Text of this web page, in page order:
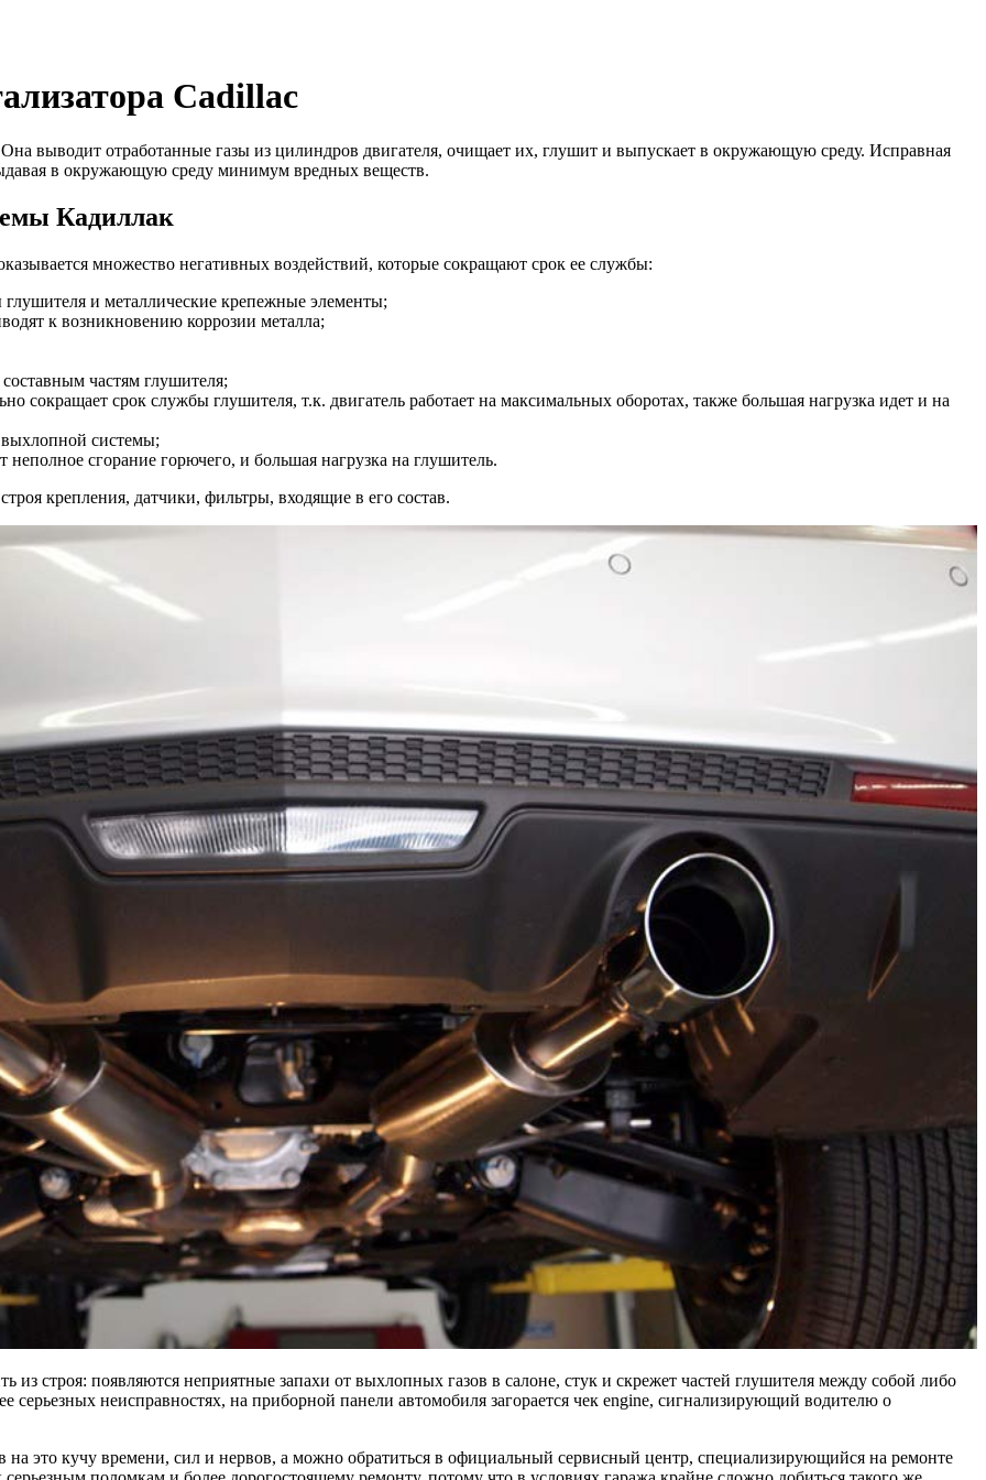
Cadillac
выводит отработанные газы из цилиндров двигателя, очищает их, глушит и выпускает в окружающую среду. Исправная
в окружающую среду минимум вредных веществ.
Кадиллак
множество негативных воздействий, которые сокращают срок ее службы:
и металлические крепежные элементы;
к возникновению коррозии металла;
частям глушителя;
сокращает срок службы глушителя, т.к. двигатель работает на максимальных оборотах, также большая нагрузка идет и на
выхлопной системы;
сгорание горючего, и большая нагрузка на глушитель.
крепления, датчики, фильтры, входящие в его состав.
из строя: появляются неприятные запахи от выхлопных газов в салоне, стук и скрежет частей глушителя между собой либо
неисправностях, на приборной панели автомобиля загорается чек engine, сигнализирующий водителю о
на это кучу времени, сил и нервов, а можно обратиться в официальный сервисный центр, специализирующийся на ремонте